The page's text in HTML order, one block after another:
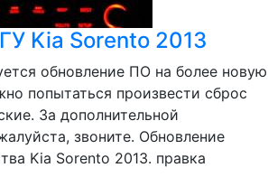
Kia Sorento 2013
обновление ПО на более новую
попытаться произвести сброс
За дополнительной
звоните. Обновление
Kia Sorento 2013. правка